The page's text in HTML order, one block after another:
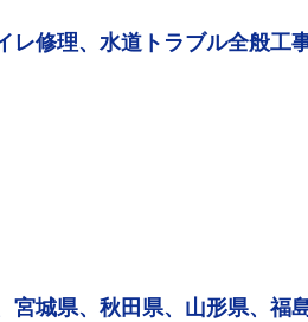
レ修理、水道トラブル全般工
宮城県、秋田県、山形県、福